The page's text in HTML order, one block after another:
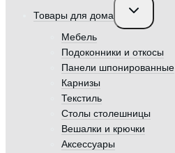
Товары для дома
Переключить
дочернее
Мебель
Подоконники и откосы
Панели шпонированные
Карнизы
Текстиль
Столы столешницы
Вешалки и крючки
Аксессуары